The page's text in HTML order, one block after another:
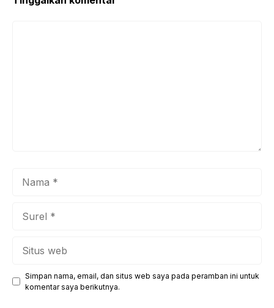
Simpan nama, email, dan situs web saya pada peramban ini untuk
komentar saya berikutnya.